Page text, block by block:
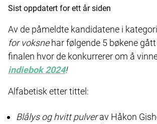
Sist oppdatert for ett år siden
Av de påmeldte kandidatene i
for voksnehar følgende 5 bøkene gått
finalen hvor de konkurrerer om å
indiebok 2024!
Alfabetisk etter tittel:
Blålys og hvitt pulverav Håkon